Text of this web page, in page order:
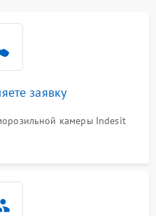
заявку
камеры Indesit